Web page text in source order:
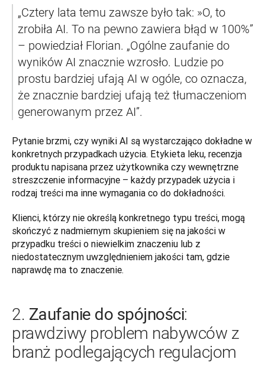
„Cztery lata temu zawsze było tak: »O, to
zrobiła AI. To na pewno zawiera błąd w 100%”
– powiedział Florian. „Ogólne zaufanie do
wyników AI znacznie wzrosło. Ludzie po
prostu bardziej ufają AI w ogóle, co oznacza,
że znacznie bardziej ufają też tłumaczeniom
generowanym przez AI”.
Pytanie brzmi, czy wyniki AI są wystarczająco dokładne w
konkretnych przypadkach użycia. Etykieta leku, recenzja
produktu napisana przez użytkownika czy wewnętrzne
streszczenie informacyjne – każdy przypadek użycia i
rodzaj treści ma inne wymagania co do dokładności.
Klienci, którzy nie określą konkretnego typu treści, mogą
skończyć z nadmiernym skupieniem się na jakości w
przypadku treści o niewielkim znaczeniu lub z
niedostatecznym uwzględnieniem jakości tam, gdzie
naprawdę ma to znaczenie.
2. Zaufanie do spójności:
prawdziwy problem nabywców z
branż podlegających regulacjom